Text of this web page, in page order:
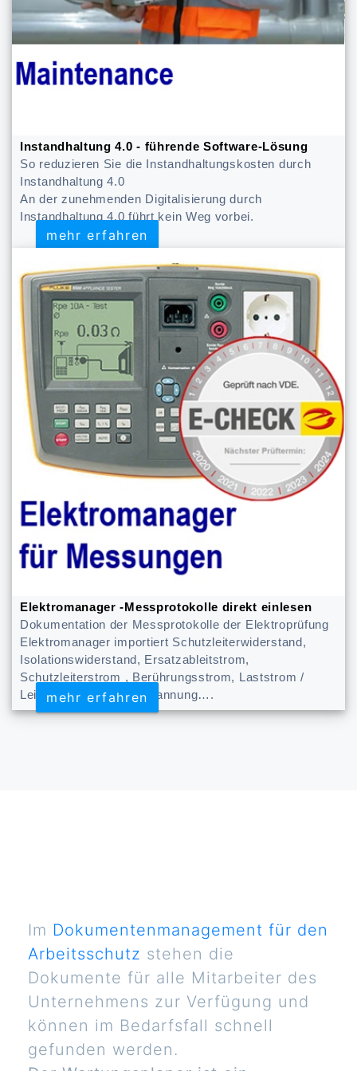
Instandhaltung 4.0 - führende Software-Lösung
So reduzieren Sie die Instandhaltungskosten durch
Instandhaltung 4.0
An der zunehmenden Digitalisierung durch
Instandhaltung 4.0 führt kein Weg vorbei.
mehr erfahren
mehr erfahren
Elektromanager -Messprotokolle direkt einlesen
Dokumentation der Messprotokolle der Elektroprüfung
Elektromanager importiert Schutzleiterwiderstand,
Isolationswiderstand, Ersatzableitstrom,
Schutzleiterstrom , Berührungsstrom, Laststrom /
Leistung, Schutzkleinspannung….
mehr erfahren
mehr erfahren
Im Dokumentenmanagement für den
Arbeitsschutz stehen die
Dokumente für alle Mitarbeiter des
Unternehmens zur Verfügung und
können im Bedarfsfall schnell
gefunden werden.